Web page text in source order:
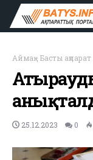
Аймақ- Басты ақпарат
25.12.2023 0